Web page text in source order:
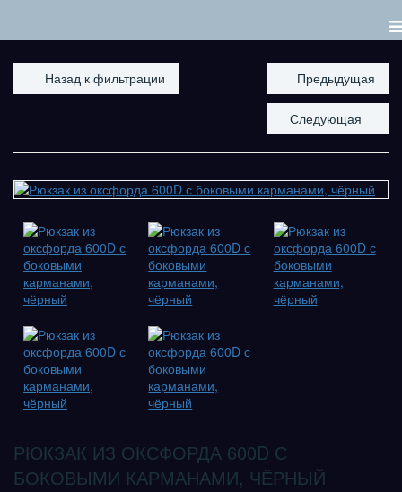
Назад к фильтрации Предыдущая
Следующая
РЮКЗАК ИЗ ОКСФОРДА 600D С
БОКОВЫМИ КАРМАНАМИ, ЧЁРНЫЙ